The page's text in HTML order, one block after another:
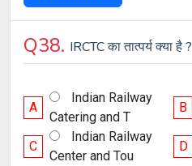
Q38. IRCTC का तात्पर्य क्या है ?
A
Indian Railway
Catering and T
B
C
Indian Railway
Center and Tou
D